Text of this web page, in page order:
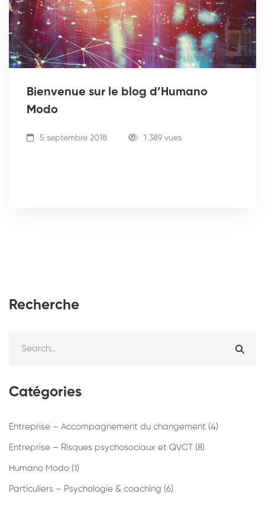
Bienvenue sur le blog d’Humano
Modo
5 septembre 2018 1 389 vues
Recherche
Catégories
Entreprise – Accompagnement du changement (4)
Entreprise – Risques psychosociaux et QVCT (8)
Humano Modo (1)
Particuliers – Psychologie & coaching (6)